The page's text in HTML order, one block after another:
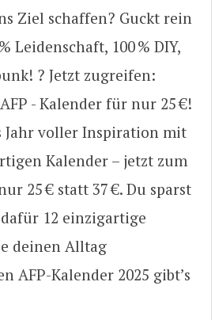
Ziel schaffen? Guckt rein
Leidenschaft, 100 % DIY,
?️ Jetzt zugreifen:
- Kalender für nur 25 €!
Jahr voller Inspiration mit
Kalender – jetzt zum
25 € statt 37 €. Du sparst
12 einzigartige
deinen Alltag
AFP-Kalender 2025 gibt’s